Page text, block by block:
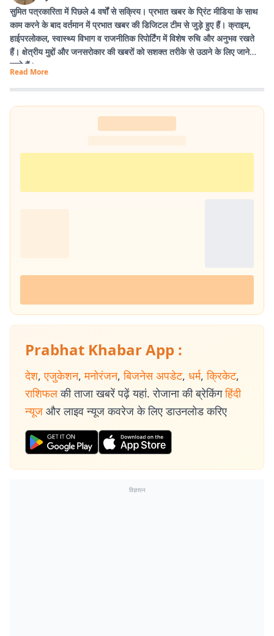
सुमित पत्रकारिता में पिछले 4 वर्षों से सक्रिय। प्रभात खबर के प्रिंट मीडिया के साथ
काम करने के बाद वर्तमान में प्रभात खबर की डिजिटल टीम से जुड़े हुए हैं। क्राइम,
हाईपरलोकल, स्वास्थ्य विभाग व राजनीतिक रिपोर्टिंग में विशेष रुचि और अनुभव रखते
हैं। क्षेत्रीय मुद्दों और जनसरोकार की खबरों को सशक्त तरीके से उठाने के लिए जाने
जाते हैं।
Read More
Prabhat Khabar App :
देश, एजुकेशन, मनोरंजन, बिजनेस अपडेट, धर्म, क्रिकेट,
राशिफल की ताजा खबरें पढ़ें यहां. रोजाना की ब्रेकिंग हिंदी
न्यूज और लाइव न्यूज कवरेज के लिए डाउनलोड करिए
विज्ञापन